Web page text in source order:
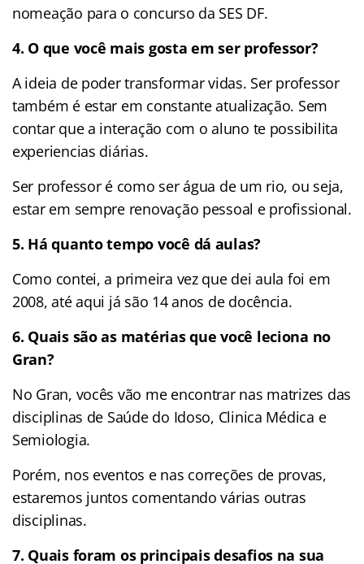
nomeação para o concurso da SES DF.
4. O que você mais gosta em ser professor?
A ideia de poder transformar vidas. Ser professor
também é estar em constante atualização. Sem
contar que a interação com o aluno te possibilita
experiencias diárias.
Ser professor é como ser água de um rio, ou seja,
estar em sempre renovação pessoal e profissional.
5. Há quanto tempo você dá aulas?
Como contei, a primeira vez que dei aula foi em
2008, até aqui já são 14 anos de docência.
6. Quais são as matérias que você leciona no
Gran?
No Gran, vocês vão me encontrar nas matrizes das
disciplinas de Saúde do Idoso, Clinica Médica e
Semiologia.
Porém, nos eventos e nas correções de provas,
estaremos juntos comentando várias outras
disciplinas.
7. Quais foram os principais desafios na sua